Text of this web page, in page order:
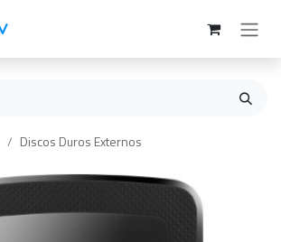
Discos Duros Externos